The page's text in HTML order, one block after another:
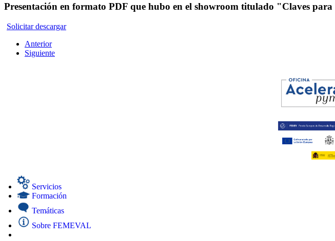
Presentación en formato PDF que hubo en el showroom titulado "Claves
Solicitar descargar
Anterior
Siguiente
Servicios
Formación
Temáticas
Sobre FEMEVAL